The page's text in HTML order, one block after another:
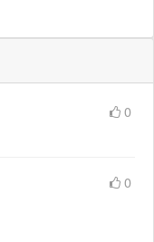
0
0